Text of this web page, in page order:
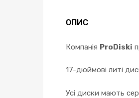
ОПИС
Компанія ProDiski
17-дюймові литі
Усі диски мають